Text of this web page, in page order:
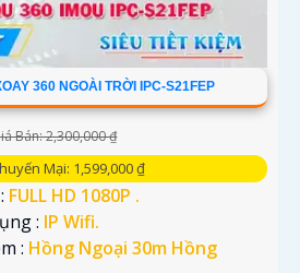
360 NGOÀI TRỜI IPC-S21FEP
Bán: 2,300,000 ₫
Mại: 1,599,000 ₫
FULL HD 1080P .
: IP Wifi.
: Hồng Ngoại 30m Hồng